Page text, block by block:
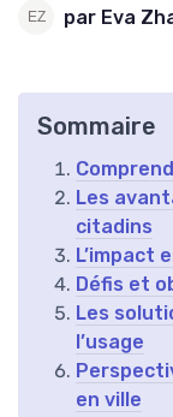
par Eva
Sommaire
Les
citadins
L’impact
Défis et
Les
l’usage
en ville